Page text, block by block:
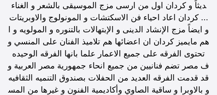
ديثاً و كردان اول من ارسى مزج الموسيقى بالشعر و الغناء
... كردان اعاد احياء فن الاسكتشات و المونولوج والاوبريتات
و ايضاً مزج الإنشاد الدينى و الإبتهالات بالتنوره و المولويه و ا
هم مايميز كردان ان اعضائها هم تلاميذ الفنان على المنسي و
تحتوى الفرقه على جميع الاعمار علما بانها الفرقه الوحيده
ف مصر تضم فنانيين من جميع انحاء جمهورية مصر العربية و
قد قدمت الفرقه العديد من الحفلات بصندوق التنميه الثقافيه
و بالاوبرا و ساقية الصاوي وأكاديمية الفنون و غيرها من المس